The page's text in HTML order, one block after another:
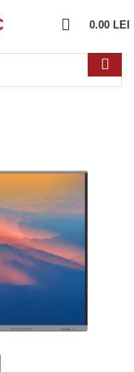
0.00 LEI